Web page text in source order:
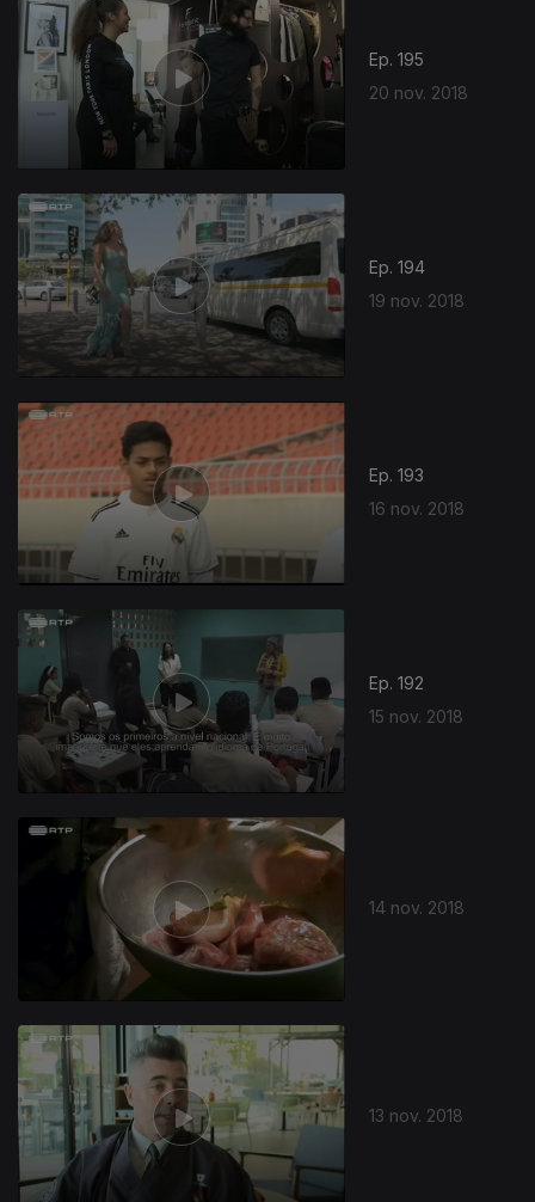
Ep. 195
20 nov. 2018
Ep. 194
19 nov. 2018
Ep. 193
16 nov. 2018
Ep. 192
15 nov. 2018
14 nov. 2018
13 nov. 2018
374018